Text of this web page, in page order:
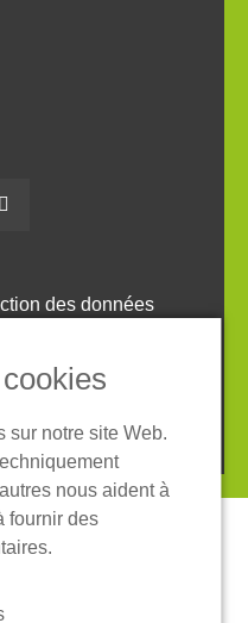
des données
Cookies
GmbH & Co. KG
sur notre site Web.
nous aident à
fournir des